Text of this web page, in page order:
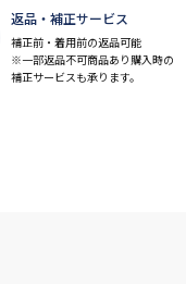
返品・補正サービス
補正前・着用前の返品可能
※一部返品不可商品あり購入時の
補正サービスも承ります。